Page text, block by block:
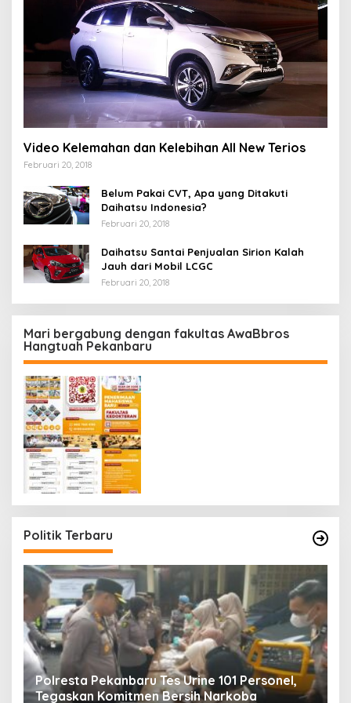
Video Kelemahan dan Kelebihan All New Terios
Februari 20, 2018
Belum Pakai CVT, Apa yang Ditakuti
Daihatsu Indonesia?
Februari 20, 2018
Daihatsu Santai Penjualan Sirion Kalah
Jauh dari Mobil LCGC
Februari 20, 2018
Mari bergabung dengan fakultas AwaBbros
Hangtuah Pekanbaru
Politik Terbaru
Polresta Pekanbaru Tes Urine 101 Personel,
Tegaskan Komitmen Bersih Narkoba